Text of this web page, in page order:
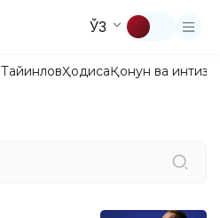
ЎЗ
ТайинловҲодисаҚонун ва